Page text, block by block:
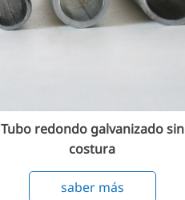
Tubo redondo galvanizado sin
costura
saber más